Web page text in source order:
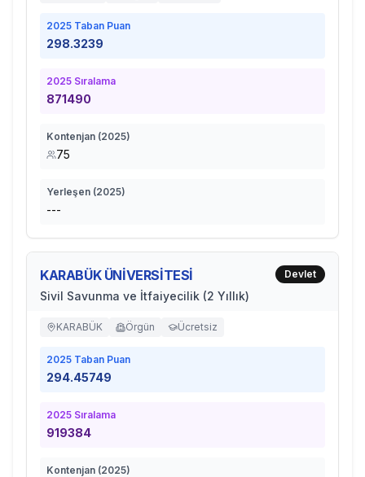
2025 Taban Puan
298.3239
2025 Sıralama
871490
Kontenjan (2025)
75
Yerleşen (2025)
---
KARABÜK ÜNİVERSİTESİ
Sivil Savunma ve İtfaiyecilik (2 Yıllık)
Devlet
KARABÜK Örgün Ücretsiz
2025 Taban Puan
294.45749
2025 Sıralama
919384
Kontenjan (2025)